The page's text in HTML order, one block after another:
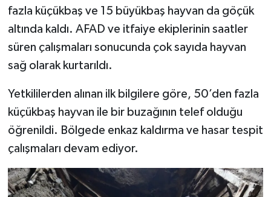
fazla küçükbaş ve 15 büyükbaş hayvan da göçük
altında kaldı. AFAD ve itfaiye ekiplerinin saatler
süren çalışmaları sonucunda çok sayıda hayvan
sağ olarak kurtarıldı.
Yetkililerden alınan ilk bilgilere göre, 50’den fazla
küçükbaş hayvan ile bir buzağının telef olduğu
öğrenildi. Bölgede enkaz kaldırma ve hasar tespit
çalışmaları devam ediyor.